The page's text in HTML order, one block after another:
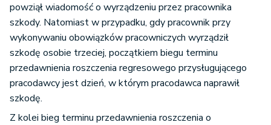
powziął wiadomość o wyrządzeniu przez pracownika
szkody. Natomiast w przypadku, gdy pracownik przy
wykonywaniu obowiązków pracowniczych wyrządził
szkodę osobie trzeciej, początkiem biegu terminu
przedawnienia roszczenia regresowego przysługującego
pracodawcy jest dzień, w którym pracodawca naprawił
szkodę.
Z kolei bieg terminu przedawnienia roszczenia o